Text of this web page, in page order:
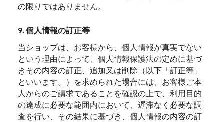
の限りではありません。
9. 個人情報の訂正等
当ショップは、お客様から、個人情報が真実でない
という理由によって、個人情報保護法の定めに基づ
きその内容の訂正、追加又は削除（以下「訂正等」
といいます。）を求められた場合には、お客様ご本
人からのご請求であることを確認の上で、利用目的
の達成に必要な範囲内において、遅滞なく必要な調
査を行い、その結果に基づき、個人情報の内容の訂